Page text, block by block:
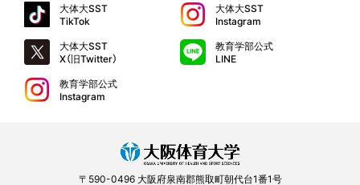
大体大SST
TikTok
大体大SST
Instagram
大体大SST
X（旧Twitter）
教育学部公式
LINE
教育学部公式
Instagram
〒590-0496 大阪府泉南郡熊取町朝代台1番1号